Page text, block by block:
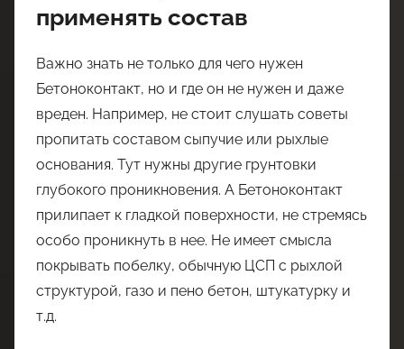
применять состав
Важно знать не только для чего нужен
Бетоноконтакт, но и где он не нужен и даже
вреден. Например, не стоит слушать советы
пропитать составом сыпучие или рыхлые
основания. Тут нужны другие грунтовки
глубокого проникновения. А Бетоноконтакт
прилипает к гладкой поверхности, не стремясь
особо проникнуть в нее. Не имеет смысла
покрывать побелку, обычную ЦСП с рыхлой
структурой, газо и пено бетон, штукатурку и
т.д.